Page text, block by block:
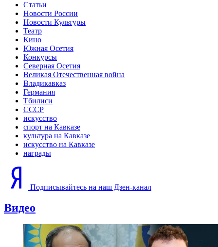
Статьи
Новости России
Новости Культуры
Театр
Кино
Южная Осетия
Конкурсы
Северная Осетия
Великая Отечественная война
Владикавказ
Германия
Тбилиси
СССР
искусство
спорт на Кавказе
культура на Кавказе
искусство на Кавказе
награды
Подписывайтесь на наш Дзен-канал
Видео